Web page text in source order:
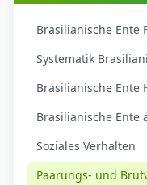
Brasilianische Ente
Systematik
Brasilianische Ente
Brasilianische Ente
Soziales Verhalten
Paarungs- und